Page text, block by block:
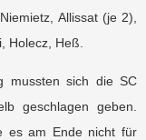
Allissat (je 2),
Holecz, Heß.
mussten sich die SC
geschlagen geben.
es am Ende nicht für